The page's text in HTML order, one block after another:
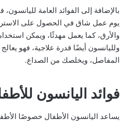
بالإضافة إلى الفوائد العامة
يوم عمل شاق في الحصول على
والأرق، كما يعمل مهدئًا، ويمكن
ولليانسون أيضًا قدرة علاجية، فهو يعالج
المفاصل، ويخلصك من الصداع.
فوائد اليانسون
يساعد اليانسون الأطفال خصوصًا